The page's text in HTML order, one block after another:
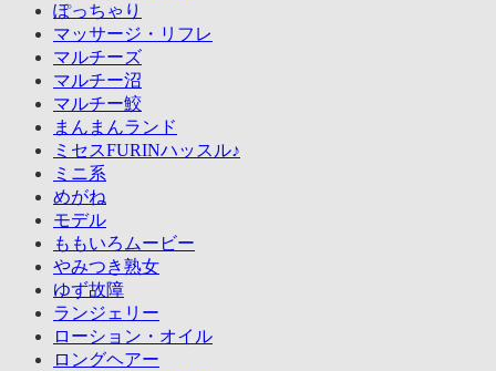
ぽっちゃり
マッサージ・リフレ
マルチーズ
マルチー沼
マルチー鮫
まんまんランド
ミセスFURINハッスル♪
ミニ系
めがね
モデル
ももいろムービー
やみつき熟女
ゆず故障
ランジェリー
ローション・オイル
ロングヘアー